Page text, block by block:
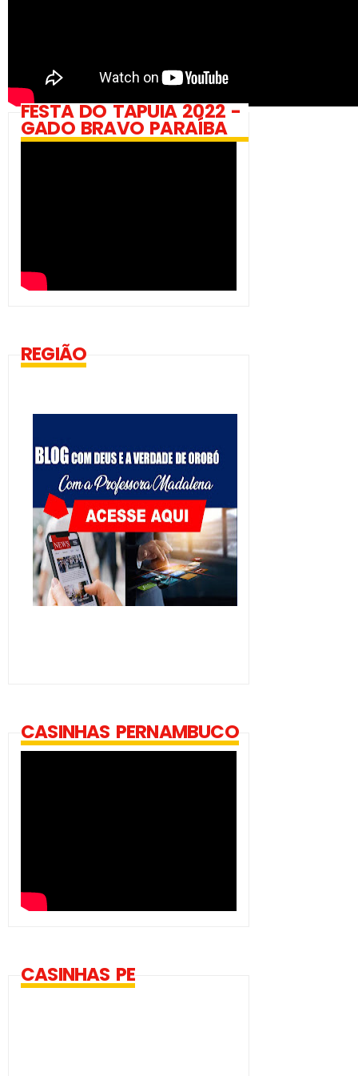
FESTA DO TAPUIA 2022 -
GADO BRAVO PARAÍBA
REGIÃO
CASINHAS PERNAMBUCO
CASINHAS PE